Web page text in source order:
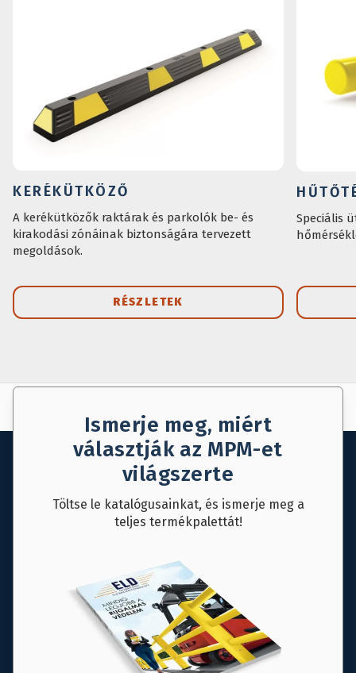
KERÉKÜTKÖZŐ
A kerékütközők raktárak és parkolók be- és
kirakodási zónáinak biztonságára tervezett
megoldások.
RÉSZLETEK
Speciális
Ismerje meg, miért
választják az MPM-et
világszerte
Töltse le katalógusainkat, és ismerje meg a
teljes termékpalettát!